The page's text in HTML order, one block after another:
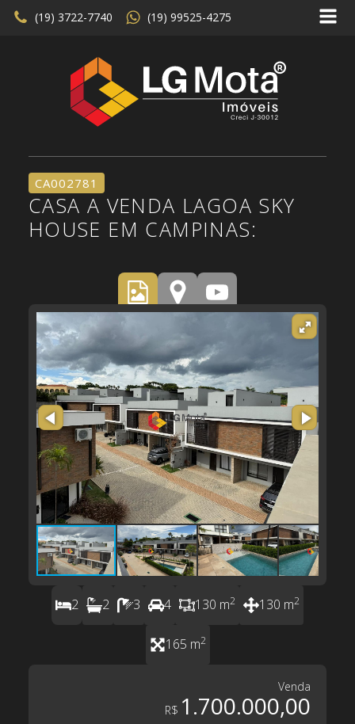
(19) 3722-7740 (19) 99525-4275
CA002781
CASA A VENDA LAGOA SKY
HOUSE EM CAMPINAS:
2 2 3 4 130 m2 130 m2
165 m2
Venda
R$ 1.700.000,00